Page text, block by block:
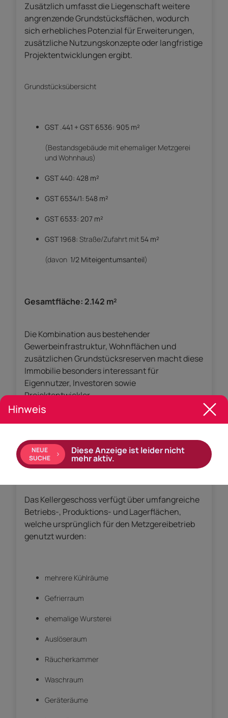
Zusätzlich umfasst die Liegenschaft weitere
angrenzende Grundstücksflächen, wodurch
sich erhebliches Potenzial für Erweiterungen,
zusätzliche Nutzungskonzepte oder langfristige
Projektentwicklungen ergibt.
Grundstücksübersicht
GST .441 + GST 6536: 905 m²
(Bestandsgebäude mit ehemaliger Metzgerei
und Wohnhaus)
GST 440: 428 m²
GST 6534/1: 548 m²
GST 6533: 207 m²
GST 1968: Straße/Zufahrt mit 54 m²
(davon 1/2 Miteigentumsanteil)
Gesamtfläche: 2.142 m²
Die Kombination aus bestehender
Gewerbeinfrastruktur, Wohnflächen und
zusätzlichen Grundstücksreserven macht diese
Immobilie besonders interessant für
Eigennutzer, Investoren sowie
Projektentwickler.
Kellergeschoss
Das Kellergeschoss verfügt über umfangreiche
Betriebs-, Produktions- und Lagerflächen,
welche ursprünglich für den Metzgereibetrieb
genutzt wurden:
mehrere Kühlräume
Gefrierraum
ehemalige Wursterei
Auslöseraum
Räucherkammer
Waschraum
Geräteräume
Hinweis
NEUE
SUCHE
Diese Anzeige ist leider nicht
mehr aktiv.